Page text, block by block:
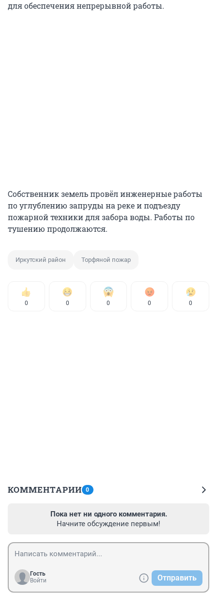
для обеспечения непрерывной работы.
Собственник земель провёл инженерные работы
по углублению запруды на реке и подъезду
пожарной техники для забора воды. Работы по
тушению продолжаются.
Иркутский район Торфяной пожар
0 0 0 0 0
КОММЕНТАРИИ 0
Пока нет ни одного комментария.
Начните обсуждение первым!
Гость
Войти
Отправить